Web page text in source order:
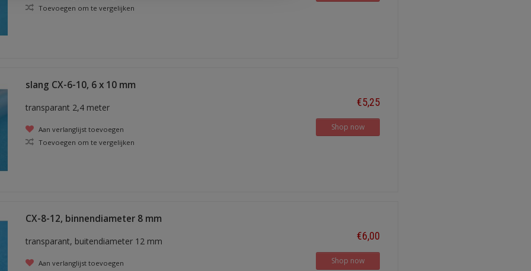
Toevoegen om te vergelijken
slang CX-6-10, 6 x 10 mm
transparant 2,4 meter
Aan verlanglijst toevoegen
Toevoegen om te vergelijken
€5,25
Shop now
CX-8-12, binnendiameter 8 mm
transparant, buitendiameter 12 mm
Aan verlanglijst toevoegen
€6,00
Shop now